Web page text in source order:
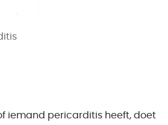
iemand pericarditis heeft, doet